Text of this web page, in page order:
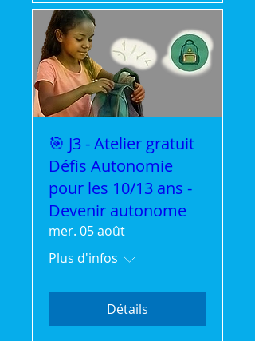
🎯 J3 - Atelier gratuit
Défis Autonomie
pour les 10/13 ans -
Devenir autonome
mer. 05 août
Plus d'infos
Détails